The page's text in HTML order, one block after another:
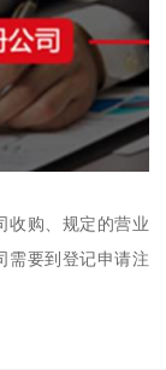
收购、规定的营业
需要到登记申请注